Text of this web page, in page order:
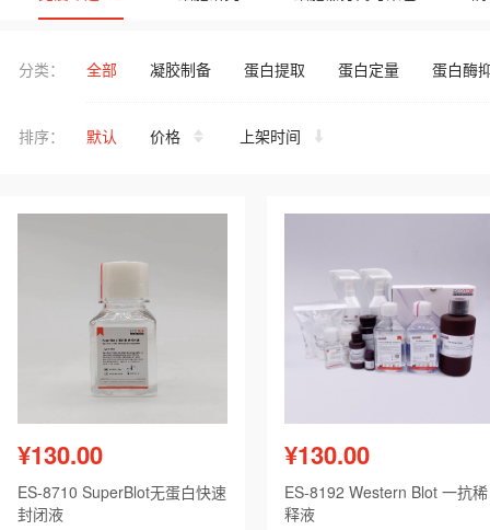
分类：
全部 凝胶制备 蛋白提取 蛋白定量 蛋白酶
排序： 默认 价格 上架时间
¥130.00
ES-8710 SuperBlot无蛋白快速
封闭液
¥130.00
ES-8192 Western Blot 一抗稀
释液